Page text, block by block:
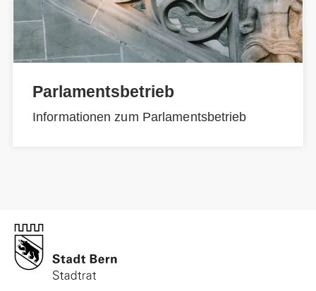
Parlamentsbetrieb
Informationen zum Parlamentsbetrieb